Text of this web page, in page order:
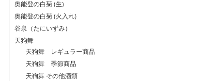
奥能登の白菊 (生)
奥能登の白菊 (火入れ)
谷泉（たにいずみ）
天狗舞
天狗舞 レギュラー商品
天狗舞 季節商品
天狗舞 その他酒類